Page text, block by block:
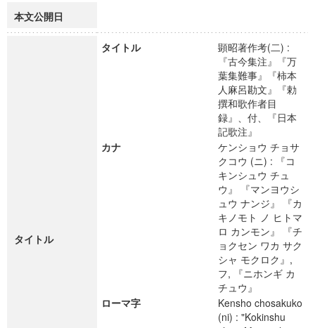
本文公開日
タイトル
タイトル
顕昭著作考(二) :
『古今集注』『万
葉集難事』『柿本
人麻呂勘文』『勅
撰和歌作者目
録』、付、『日本
記歌注』
カナ
ケンショウ チョサ
クコウ (ニ) : 『コ
キンシュウ チュ
ウ』 『マンヨウシ
ュウ ナンジ』 『カ
キノモト ノ ヒトマ
ロ カンモン』 『チ
ョクセン ワカ サク
シャ モクロク』,
フ, 『ニホンギ カ
チュウ』
ローマ字
Kensho chosakuko
(ni) : "Kokinshu